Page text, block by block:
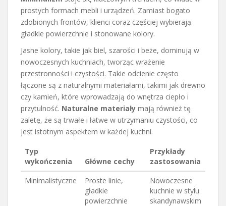
prostych formach mebli i urządzeń. Zamiast bogato
zdobionych frontów, klienci coraz częściej wybierają
gładkie powierzchnie i stonowane kolory.
Jasne kolory, takie jak biel, szarości i beże, dominują w
nowoczesnych kuchniach, tworząc wrażenie
przestronności i czystości. Takie odcienie często
łączone są z naturalnymi materiałami, takimi jak drewno
czy kamień, które wprowadzają do wnętrza ciepło i
przytulność. Naturalne materiały mają również tę
zaletę, że są trwałe i łatwe w utrzymaniu czystości, co
jest istotnym aspektem w każdej kuchni.
Typ
wykończenia
Główne cechy
Przykłady
zastosowania
Minimalistyczne
Proste linie,
gładkie
powierzchnie
Nowoczesne
kuchnie w stylu
skandynawskim